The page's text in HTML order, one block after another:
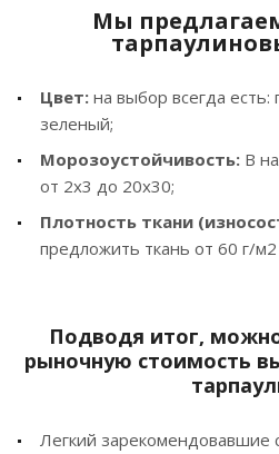
Мы
Цвет: на выбор всегда
зеленый;
Морозоустойчивость: В
от 2х3 до 20х30;
Плотность ткани
предложить ткань от 60 г/
Подводя итог,
рыночную стоимость
Легкий зарекомендовавшие